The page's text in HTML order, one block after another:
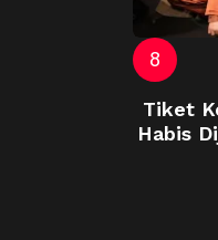
Tiket
Habis